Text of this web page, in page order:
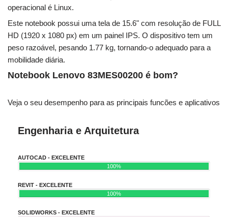
operacional é Linux.
Este notebook possui uma tela de 15.6" com resolução de FULL
HD (1920 x 1080 px) em um painel IPS. O dispositivo tem um
peso razoável, pesando 1.77 kg, tornando-o adequado para a
mobilidade diária.
Notebook Lenovo 83MES00200 é bom?
Veja o seu desempenho para as principais funcões e aplicativos
Engenharia e Arquitetura
AUTOCAD - EXCELENTE
100%
REVIT - EXCELENTE
100%
SOLIDWORKS - EXCELENTE